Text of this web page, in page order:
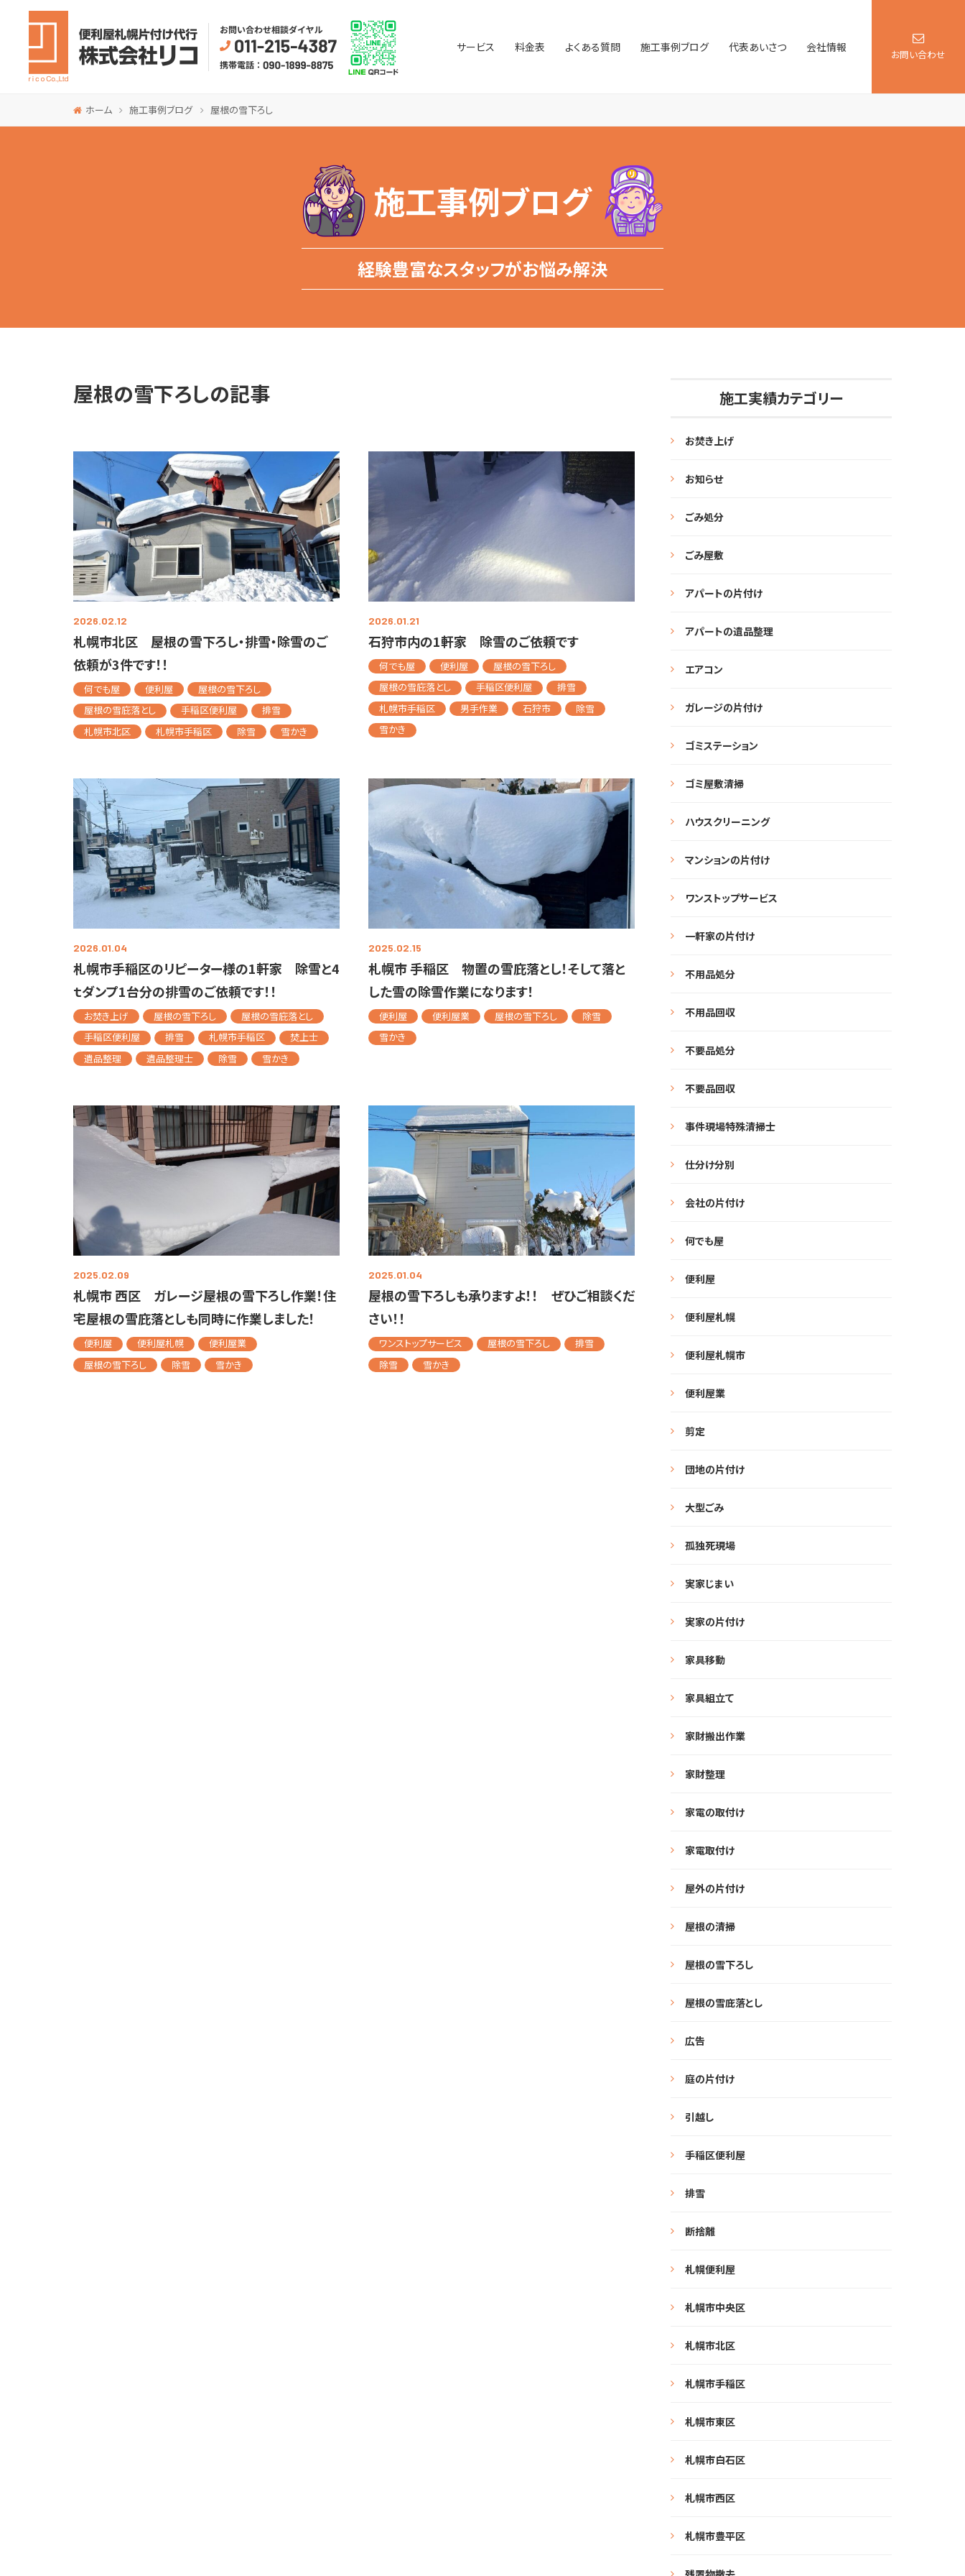
サービス 料金表 よくある質問 施工事例ブログ 代表あいさつ 会社情報
お問い合わせ
ホーム 施工事例ブログ 屋根の雪下ろし
施工事例ブログ
経験豊富なスタッフがお悩み解決
屋根の雪下ろしの記事
2026.02.12
札幌市北区 屋根の雪下ろし・排雪・除雪のご
依頼が3件です！！
何でも屋 便利屋
屋根の雪下ろし
屋根の雪庇落とし
手稲区便利屋
排雪
札幌市北区
札幌市手稲区 除雪 雪かき
2026.01.21
石狩市内の1軒家 除雪のご依頼です
何でも屋 便利屋
屋根の雪下ろし
屋根の雪庇落とし
手稲区便利屋
排雪
札幌市手稲区
男手作業 石狩市
除雪
雪かき
2026.01.04
札幌市手稲区のリピーター様の1軒家 除雪と4
ｔダンプ1台分の排雪のご依頼です！！
お焚き上げ 屋根の雪下ろし
屋根の雪庇落とし
手稲区便利屋
排雪 札幌市手稲区
焚上士
遺品整理
遺品整理士 除雪 雪かき
2025.02.15
札幌市 手稲区 物置の雪庇落とし！そして落と
した雪の除雪作業になります！
便利屋 便利屋業 屋根の雪下ろし
除雪
雪かき
2025.02.09
札幌市 西区 ガレージ屋根の雪下ろし作業！住
宅屋根の雪庇落としも同時に作業しました！
便利屋 便利屋札幌
便利屋業
屋根の雪下ろし
除雪 雪かき
2025.01.04
屋根の雪下ろしも承りますよ！！ ぜひご相談くだ
さい！！
ワンストップサービス 屋根の雪下ろし
排雪
除雪
雪かき
施工実績カテゴリー
お焚き上げ
お知らせ
ごみ処分
ごみ屋敷
アパートの片付け
アパートの遺品整理
エアコン
ガレージの片付け
ゴミステーション
ゴミ屋敷清掃
ハウスクリーニング
マンションの片付け
ワンストップサービス
一軒家の片付け
不用品処分
不用品回収
不要品処分
不要品回収
事件現場特殊清掃士
仕分け分別
会社の片付け
何でも屋
便利屋
便利屋札幌
便利屋札幌市
便利屋業
剪定
団地の片付け
大型ごみ
孤独死現場
実家じまい
実家の片付け
家具移動
家具組立て
家財搬出作業
家財整理
家電の取付け
家電取付け
屋外の片付け
屋根の清掃
屋根の雪下ろし
屋根の雪庇落とし
広告
庭の片付け
引越し
手稲区便利屋
排雪
断捨離
札幌便利屋
札幌市中央区
札幌市北区
札幌市手稲区
札幌市東区
札幌市白石区
札幌市西区
札幌市豊平区